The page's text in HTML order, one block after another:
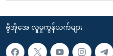
ဗွီအိုအေ လူမှုကွန်ယက်များ